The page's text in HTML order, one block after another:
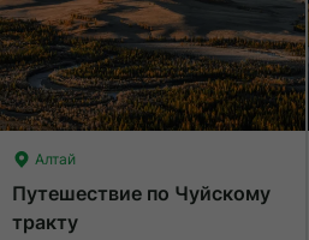
Алтай
Путешествие по Чуйскому
тракту